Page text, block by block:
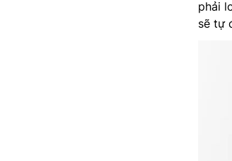
phải
sẽ tự